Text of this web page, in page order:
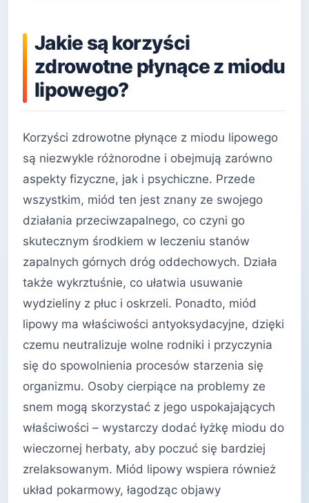
Jakie są korzyści
zdrowotne płynące z miodu
lipowego?
Korzyści zdrowotne płynące z miodu lipowego
są niezwykle różnorodne i obejmują zarówno
aspekty fizyczne, jak i psychiczne. Przede
wszystkim, miód ten jest znany ze swojego
działania przeciwzapalnego, co czyni go
skutecznym środkiem w leczeniu stanów
zapalnych górnych dróg oddechowych. Działa
także wykrztuśnie, co ułatwia usuwanie
wydzieliny z płuc i oskrzeli. Ponadto, miód
lipowy ma właściwości antyoksydacyjne, dzięki
czemu neutralizuje wolne rodniki i przyczynia
się do spowolnienia procesów starzenia się
organizmu. Osoby cierpiące na problemy ze
snem mogą skorzystać z jego uspokajających
właściwości – wystarczy dodać łyżkę miodu do
wieczornej herbaty, aby poczuć się bardziej
zrelaksowanym. Miód lipowy wspiera również
układ pokarmowy, łagodząc objawy